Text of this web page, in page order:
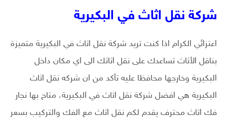
شركة نقل اثاث في البكيرية
اعتزائي الكرام اذا كنت تريد شركة نقل اثاث في البكيرية متميزة
بناقل الأثاث تساعدك على نقل اثاثك الى اي مكان داخل
البكيرية وخارجها محافظا عليه تأكد من ان شركه نقل اثاث
البكيرية هي افضل شركة نقل اثاث في البكيرية، متاح بها نجار
فك اثاث محترف يقدم لكم نقل اثاث مع الفك والتركيب بسعر